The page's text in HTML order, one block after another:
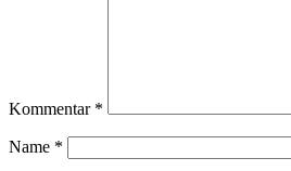
Kommentar *
Name *